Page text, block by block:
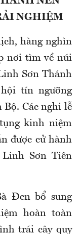
NGHIỆM
hàng nghìn
nơi tìm về núi
Sơn Thánh
tín ngưỡng
Các nghi lễ
kinh niệm
được cử hành
Sơn Tiên
Đen bổ sung
hoàn toàn
trái cây quy